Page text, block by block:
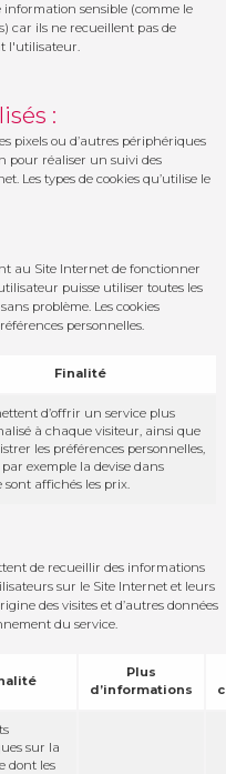
sensible (comme le
car ils ne recueillent pas de
l'utilisateur.
:
pixels ou d’autres périphériques
pour réaliser un suivi des
Les types de cookies qu’utilise le
au Site Internet de fonctionner
puisse utiliser toutes les
problème. Les cookies
personnelles.
Finalité
d’offrir un service plus
à chaque visiteur, ainsi que
les préférences personnelles,
exemple la devise dans
sont affichés les prix.
de recueillir des informations
sur le Site Internet et leurs
des visites et d’autres données
du service.
Plus
d’informations
sur la
dont les